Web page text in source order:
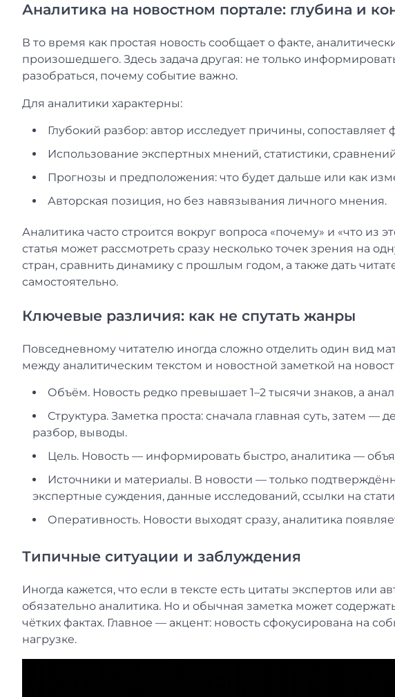
Аналитика на новостном портале: глубина и
В то время как простая новость сообщает о факте,
произошедшего. Здесь задача другая: не только
разобраться, почему событие важно.
Для аналитики характерны:
Глубокий разбор: автор исследует причины,
Использование экспертных мнений, статистики,
Прогнозы и предположения: что будет дальше или как
Авторская позиция, но без навязывания личного мнения.
Аналитика часто строится вокруг вопроса «почему» и «что из
статья может рассмотреть сразу несколько точек зрения на
стран, сравнить динамику с прошлым годом, а также дать
самостоятельно.
Ключевые различия: как не спутать жанры
Повседневному читателю иногда сложно отделить один вид
между аналитическим текстом и новостной заметкой на
Объём. Новость редко превышает 1–2 тысячи знаков, а
Структура. Заметка проста: сначала главная суть, затем —
разбор, выводы.
Цель. Новость — информировать быстро, аналитика —
Источники и материалы. В новости — только
экспертные суждения, данные исследований, ссылки на
Оперативность. Новости выходят сразу, аналитика
Типичные ситуации и заблуждения
Иногда кажется, что если в тексте есть цитаты экспертов или
обязательно аналитика. Но и обычная заметка может
чётких фактах. Главное — акцент: новость сфокусирована на
нагрузке.